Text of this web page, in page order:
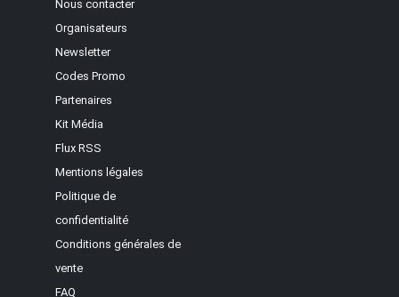
Nous contacter
Organisateurs
Newsletter
Codes Promo
Partenaires
Kit Média
Flux RSS
Mentions légales
Politique de
confidentialité
Conditions générales de
vente
FAQ